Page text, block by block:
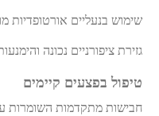
שימוש בנעליים אורטופדיות
גזירת ציפורניים נכונה
טיפול בפצעים קיימים
חבישות מתקדמות השומרות